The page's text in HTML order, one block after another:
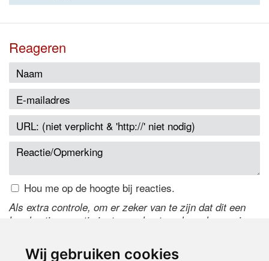
Wij gebruiken cookies
Reageren
Hou me op de hoogte bij reacties.
Als extra controle, om er zeker van te zijn dat dit een
handmatige reactie is, typ onderstaande code over in
de code te wijzigen.